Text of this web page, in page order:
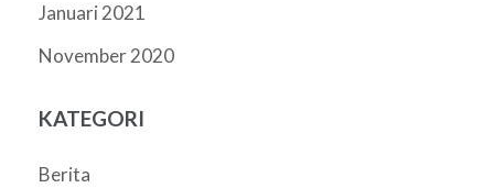
Januari 2021
November 2020
KATEGORI
Berita